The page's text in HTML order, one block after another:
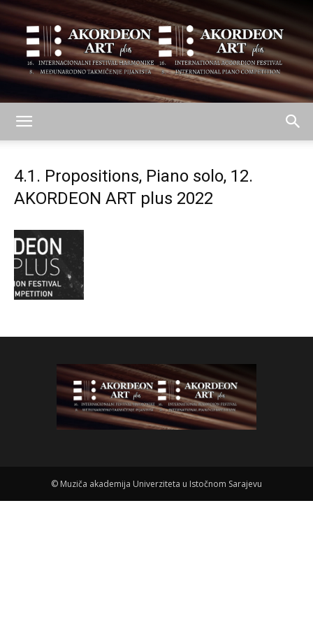
ART
4.1. Propositions, Piano solo, 12.
AKORDEON ART plus 2022
© Muziča akademija Univerziteta u Istočnom Sarajevu